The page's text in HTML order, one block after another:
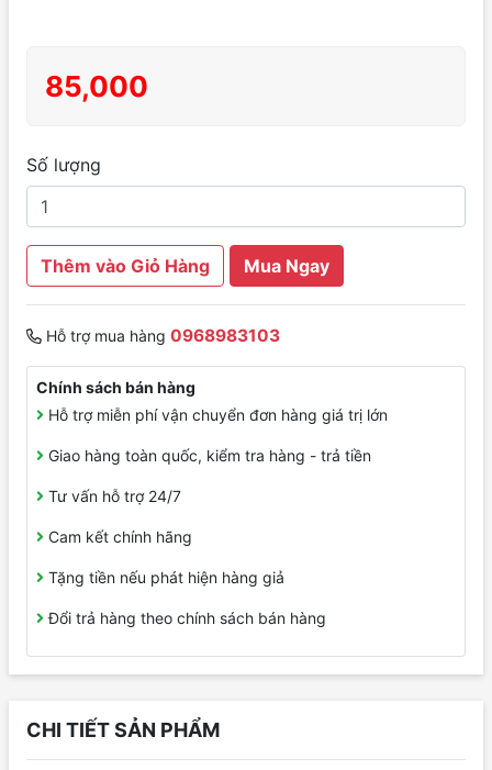
85,000
Số lượng
Thêm vào Giỏ Hàng Mua Ngay
Hỗ trợ mua hàng 0968983103
Chính sách bán hàng
Hỗ trợ miễn phí vận chuyển đơn hàng giá trị lớn
Giao hàng toàn quốc, kiểm tra hàng - trả tiền
Tư vấn hỗ trợ 24/7
Cam kết chính hãng
Tặng tiền nếu phát hiện hàng giả
Đổi trả hàng theo chính sách bán hàng
CHI TIẾT SẢN PHẨM